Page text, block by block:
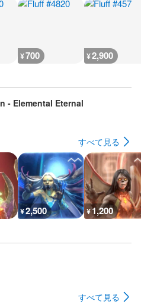
¥700 ¥2,900
- Elemental Eternal
すべて見る
¥2,500 ¥1,200
すべて見る